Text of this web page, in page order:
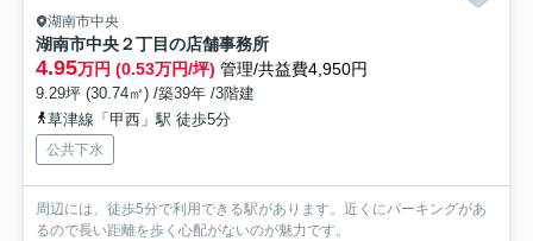
湖南市中央
湖南市中央２丁目の店舗事務所
4.95万円 (0.53万円/坪) 管理/共益費4,950円
9.29坪 (30.74㎡) /築39年 /3階建
草津線「甲西」駅 徒歩5分
公共下水
周辺には、徒歩5分で利用できる駅があります。近くにパーキングがあ
るので長い距離を歩く心配がないのが魅力です。